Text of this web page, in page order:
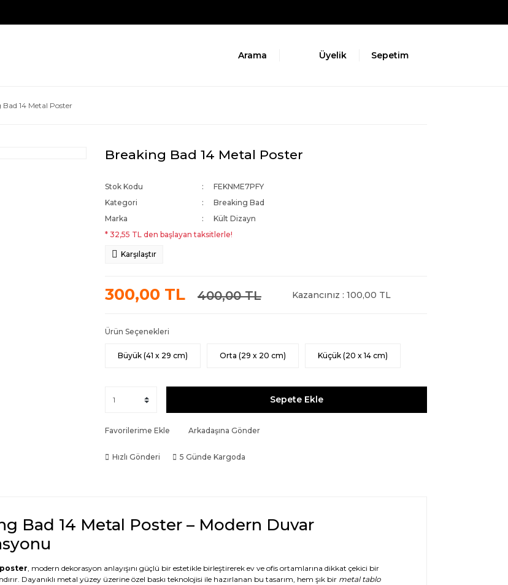
Arama Üyelik Sepetim
Bad 14 Metal Poster
Breaking Bad 14 Metal Poster
Stok Kodu
FEKNME7PFY
Kategori
Breaking Bad
Marka
Kült Dizayn
* 32,55 TL den başlayan taksitlerle!
Karşılaştır
300,00 TL 400,00 TL Kazancınız : 100,00 TL
Ürün Seçenekleri
Büyük (41 x 29 cm) Orta (29 x 20 cm) Küçük (20 x 14 cm)
Sepete Ekle
Favorilerime Ekle Arkadaşına Gönder
Hızlı Gönderi 5 Günde Kargoda
Bad 14 Metal Poster – Modern Duvar
, modern dekorasyon anlayışını güçlü bir estetikle birleştirerek ev ve ofis ortamlarına dikkat çekici bir
Dayanıklı metal yüzey üzerine özel baskı teknolojisi ile hazırlanan bu tasarım, hem şık bir metal tablo